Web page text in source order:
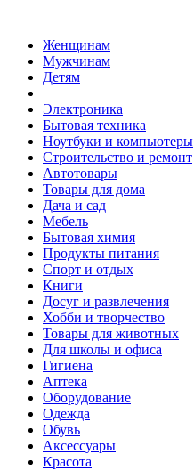
Женщинам
Мужчинам
Детям
Электроника
Бытовая техника
Ноутбуки и компьютеры
Строительство и ремонт
Автотовары
Товары для дома
Дача и сад
Мебель
Бытовая химия
Продукты питания
Спорт и отдых
Книги
Досуг и развлечения
Хобби и творчество
Товары для животных
Для школы и офиса
Гигиена
Аптека
Оборудование
Одежда
Обувь
Аксессуары
Красота